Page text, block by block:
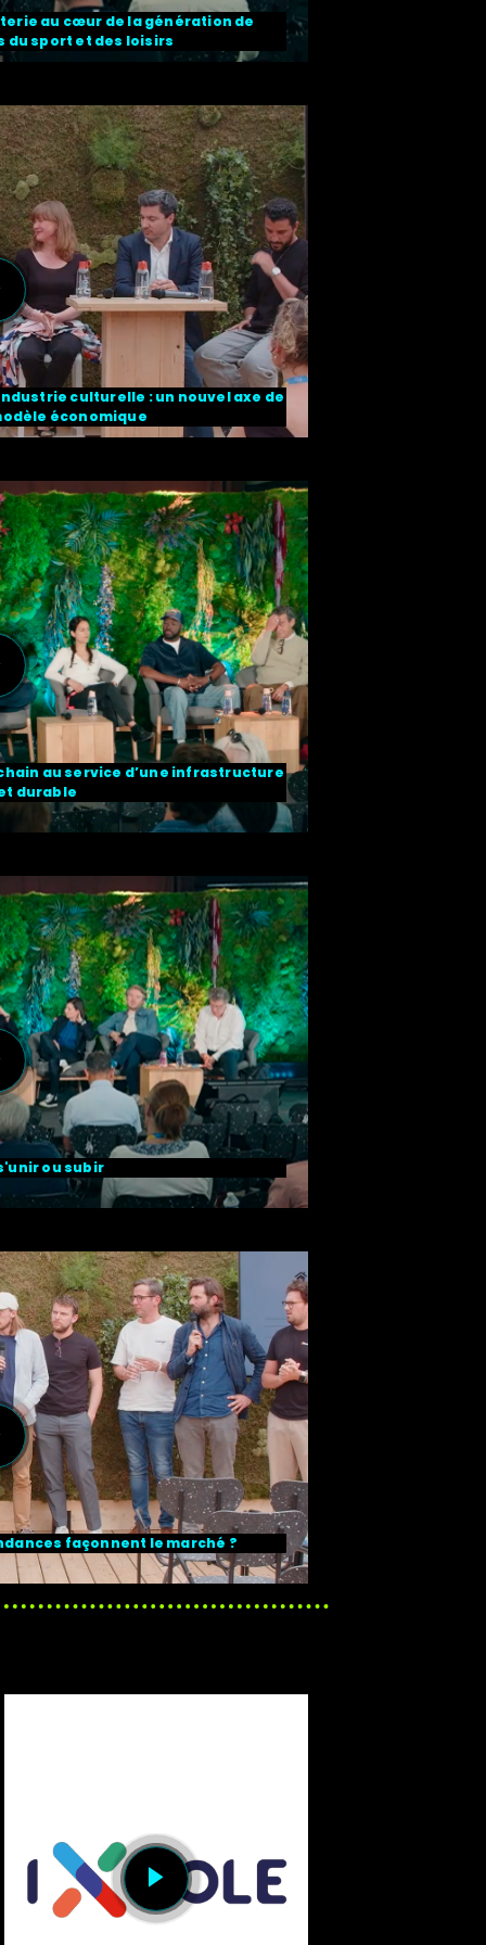
au cœur de la génération de
du sport et des loisirs
culturelle : un nouvel axe de
économique
au service d’une infrastructure
durable
ou subir
façonnent le marché ?